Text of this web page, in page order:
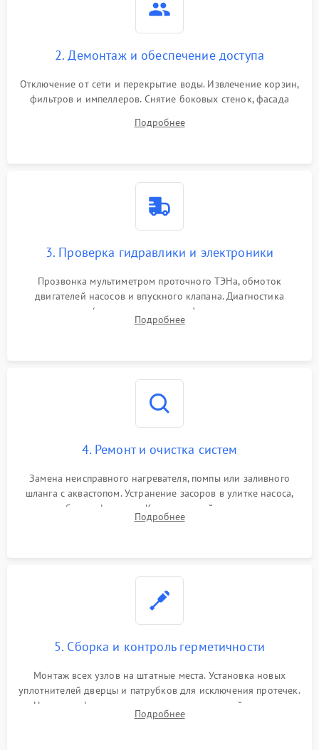
2. Демонтаж и обеспечение доступа
Отключение от сети и перекрытие воды. Извлечение корзин,
фильтров и импеллеров. Снятие боковых стенок, фасада
циркуляционному насосу, ТЭНу и сливной помпе.
Подробнее
3. Проверка гидравлики и электроники
Прозвонка мультиметром проточного ТЭНа, обмоток
двигателей насосов и впускного клапана. Диагностика
прессостата (датчика уровня воды), датчика мутности,
концевика дверцы и электронного модуля управления.
Подробнее
4. Ремонт и очистка систем
Замена неисправного нагревателя, помпы или заливного
шланга с аквастопом. Устранение засоров в улитке насоса,
патрубках и фильтрах. Компонентный ремонт платы
управления, восстановление поврежденной проводки.
Подробнее
5. Сборка и контроль герметичности
Монтаж всех узлов на штатные места. Установка новых
уплотнителей дверцы и патрубков для исключения протечек.
Надежная фиксация хомутов гидравлической системы,
сборка корпуса и установка датчика поплавка.
Подробнее